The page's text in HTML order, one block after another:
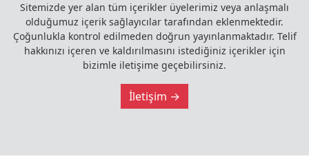
Sitemizde yer alan tüm içerikler üyelerimiz veya anlaşmalı
olduğumuz içerik sağlayıcılar tarafından eklenmektedir.
Çoğunlukla kontrol edilmeden doğrun yayınlanmaktadır. Telif
hakkınızı içeren ve kaldırılmasını istediğiniz içerikler için
bizimle iletişime geçebilirsiniz.
İletişim →